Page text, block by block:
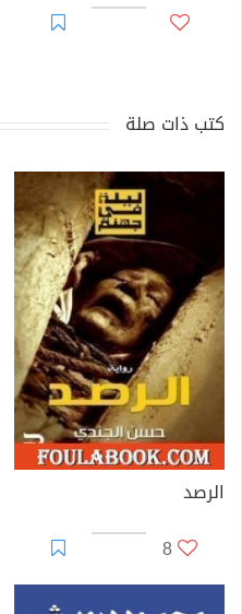
كتب ذات صلة
الرصد
8